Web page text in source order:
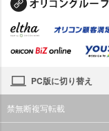
PC版に切り替え
禁無断複写転載